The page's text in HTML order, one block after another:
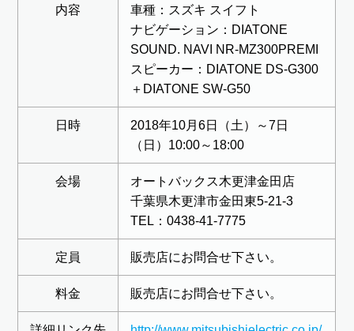
内容
車種：スズキ スイフト
ナビゲーション：DIATONE
SOUND. NAVI NR-MZ300PREMI
スピーカー：DIATONE DS-G300
＋DIATONE SW-G50
日時
2018年10月6日（土）～7日
（日）10:00～18:00
会場
オートバックス木更津金田店
千葉県木更津市金田東5-21-3
TEL：0438-41-7775
定員 販売店にお問合せ下さい。
料金 販売店にお問合せ下さい。